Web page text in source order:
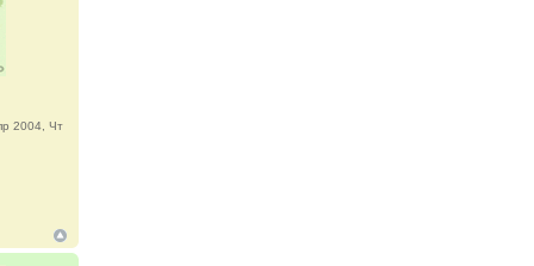
2004, Чт